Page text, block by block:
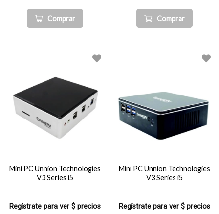
Comprar Comprar
Mini PC Unnion Technologies
V3 Series i5
Regístrate para ver $ precios
Mini PC Unnion Technologies
V3 Series i5
Regístrate para ver $ precios